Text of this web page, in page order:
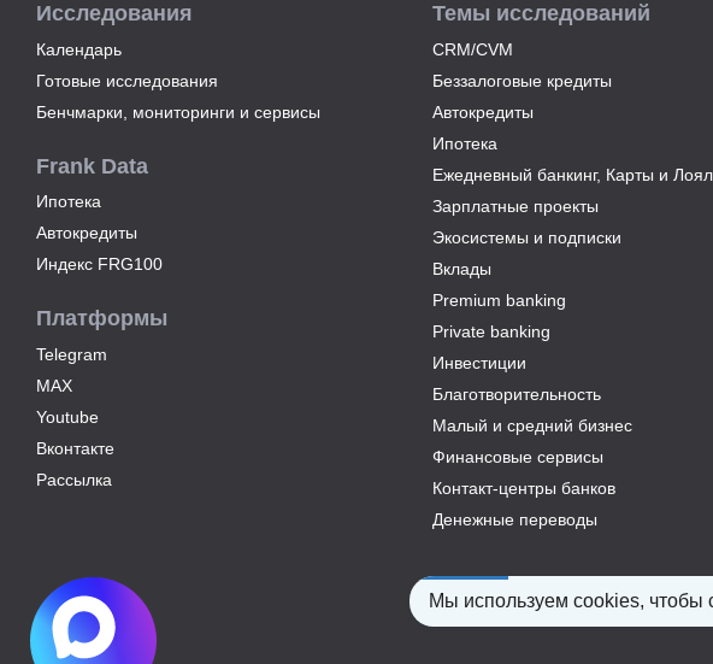
Исследования
Календарь
Готовые исследования
Бенчмарки, мониторинги и сервисы
Frank Data
Ипотека
Автокредиты
Индекс FRG100
Платформы
Telegram
MAX
Youtube
Вконтакте
Рассылка
Темы исследований
CRM/CVM
Беззалоговые кредиты
Автокредиты
Ипотека
Ежедневный банкинг, Карты и
Зарплатные проекты
Экосистемы и подписки
Вклады
Premium banking
Private banking
Инвестиции
Благотворительность
Малый и средний бизнес
Финансовые сервисы
Контакт-центры банков
Денежные переводы
Мы используем cookies, чтобы